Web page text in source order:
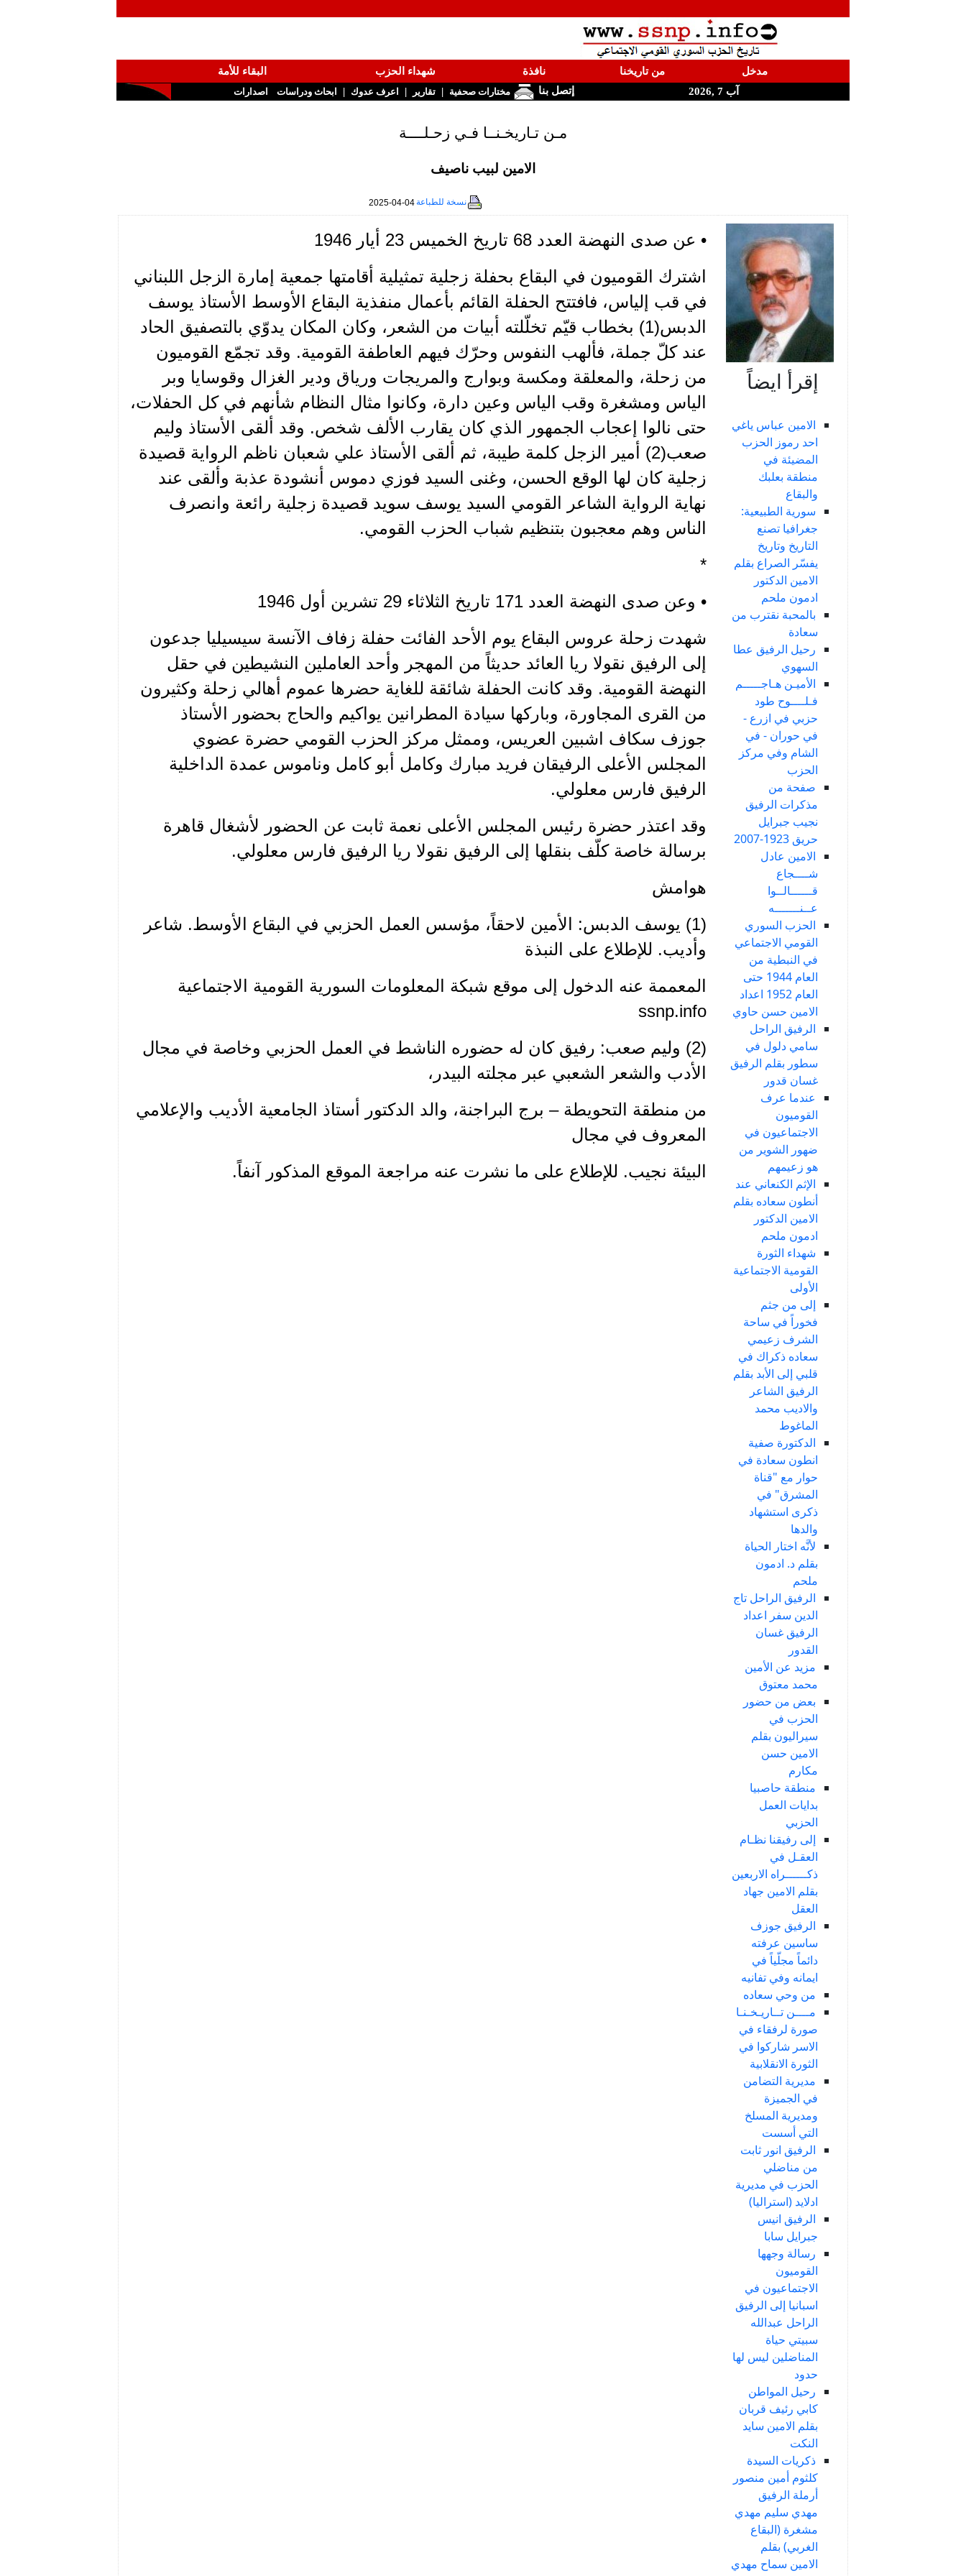
مدخل من تاريخنا نافذة شهداء الحزب
البقاء للأمة
آب 7 ,2026
إتصل بنا مختارات صحفية | تقارير | اعرف عدوك | ابحاث ودراسات اصدارات
مـن تـاريخـنــا فـي زحـلــــة
الامين لبيب ناصيف
نسخة للطباعة2025-04-04
إقرأ ايضاً
الامين عباس ياغي
احد رموز الحزب
المضيئة في
منطقة بعلبك
والبقاع
سورية الطبيعية:
جغرافيا تصنع
التاريخ وتاريخ
يفسّر الصراع بقلم
الامين الدكتور
ادمون ملحم
بالمحبة نقترب من
سعادة
رحيل الرفيق عطا
السهوي
الأميـن هـاجـــــم
فـلــــوح طود
حزبي في ازرع -
في حوران - في
الشام وفي مركز
الحزب
صفحة من
مذكرات الرفيق
نجيب جبرايل
حريق 1923-2007
الامين عادل
شــــجاع
قــــــالــوا
عــنـــــــه
الحزب السوري
القومي الاجتماعي
في النبطية من
العام 1944 حتى
العام 1952 اعداد
الامين حسن حاوي
الرفيق الراحل
سامي دلول في
سطور بقلم الرفيق
غسان قدور
عندما عرف
القوميون
الاجتماعيون في
ضهور الشوير من
هو زعيمهم
الإثم الكنعاني عند
أنطون سعاده بقلم
الامين الدكتور
ادمون ملحم
شهداء الثورة
القومية الاجتماعية
الأولى
إلى من جثم
فخوراً في ساحة
الشرف زعيمي
سعاده ذكراك في
قلبي إلى الأبد بقلم
الرفيق الشاعر
والاديب محمد
الماغوط
الدكتورة صفية
انطون سعادة في
حوار مع "قناة
المشرق" في
ذكرى استشهاد
والدها
لأنَّه اختار الحياة
بقلم د. ادمون
ملحم
الرفيق الراحل تاج
الدين سفر اعداد
الرفيق غسان
القدور
مزيد عن الأمين
محمد معتوق
بعض من حضور
الحزب في
سيراليون بقلم
الامين حسن
مكارم
منطقة حاصبيا
بدايات العمل
الحزبي
إلى رفيقنا نظـام
العقـل في
ذكــــــراه الاربعين
بقلم الامين جهاد
العقل
الرفيق جوزف
ساسين عرفته
دائماً مجلّياً في
ايمانه وفي تفانيه
من وحي سعاده
مــــن تــاريـخـنـا
صورة لرفقاء في
الاسر شاركوا في
الثورة الانقلابية
مديرية التضامن
في الجميزة
ومديرية المسلخ
التي أسست
الرفيق انور ثابت
من مناضلي
الحزب في مديرية
ادلايد (استراليا)
الرفيق انيس
جبرايل سابا
رسالة وجهها
القوميون
الاجتماعيون في
اسبانيا إلى الرفيق
الراحل عبدالله
سبيتي حياة
المناضلين ليس لها
حدود
رحيل المواطن
كابي رئيف قربان
بقلم الامين سايد
النكت
ذكريات السيدة
كلثوم أمين منصور
أرملة الرفيق
مهدي سليم مهدي
مشغرة (البقاع
الغربي) بقلم
الامين سماح مهدي
• عن صدى النهضة العدد 68 تاريخ الخميس 23 أيار 1946
اشترك القوميون في البقاع بحفلة زجلية تمثيلية أقامتها جمعية إمارة الزجل اللبناني
في قب إلياس، فافتتح الحفلة القائم بأعمال منفذية البقاع الأوسط الأستاذ يوسف
الدبس(1) بخطاب قيّم تخلّلته أبيات من الشعر، وكان المكان يدوّي بالتصفيق الحاد
عند كلّ جملة، فألهب النفوس وحرّك فيهم العاطفة القومية. وقد تجمّع القوميون
من زحلة، والمعلقة ومكسة وبوارج والمريجات ورياق ودير الغزال وقوسايا وبر
الياس ومشغرة وقب الياس وعين دارة، وكانوا مثال النظام شأنهم في كل الحفلات،
حتى نالوا إعجاب الجمهور الذي كان يقارب الألف شخص. وقد ألقى الأستاذ وليم
صعب(2) أمير الزجل كلمة طيبة، ثم ألقى الأستاذ علي شعبان ناظم الرواية قصيدة
زجلية كان لها الوقع الحسن، وغنى السيد فوزي دموس أنشودة عذبة وألقى عند
نهاية الرواية الشاعر القومي السيد يوسف سويد قصيدة زجلية رائعة وانصرف
الناس وهم معجبون بتنظيم شباب الحزب القومي.
*
• وعن صدى النهضة العدد 171 تاريخ الثلاثاء 29 تشرين أول 1946
شهدت زحلة عروس البقاع يوم الأحد الفائت حفلة زفاف الآنسة سيسيليا جدعون
إلى الرفيق نقولا ريا العائد حديثاً من المهجر وأحد العاملين النشيطين في حقل
النهضة القومية. وقد كانت الحفلة شائقة للغاية حضرها عموم أهالي زحلة وكثيرون
من القرى المجاورة، وباركها سيادة المطرانين يواكيم والحاج بحضور الأستاذ
جوزف سكاف اشبين العريس، وممثل مركز الحزب القومي حضرة عضوي
المجلس الأعلى الرفيقان فريد مبارك وكامل أبو كامل وناموس عمدة الداخلية
الرفيق فارس معلولي.
وقد اعتذر حضرة رئيس المجلس الأعلى نعمة ثابت عن الحضور لأشغال قاهرة
برسالة خاصة كلّف بنقلها إلى الرفيق نقولا ريا الرفيق فارس معلولي.
هوامش
(1) يوسف الدبس: الأمين لاحقاً، مؤسس العمل الحزبي في البقاع الأوسط. شاعر
وأديب. للإطلاع على النبذة
المعممة عنه الدخول إلى موقع شبكة المعلومات السورية القومية الاجتماعية
ssnp.info
(2) وليم صعب: رفيق كان له حضوره الناشط في العمل الحزبي وخاصة في مجال
الأدب والشعر الشعبي عبر مجلته البيدر،
من منطقة التحويطة – برج البراجنة، والد الدكتور أستاذ الجامعية الأديب والإعلامي
المعروف في مجال
البيئة نجيب. للإطلاع على ما نشرت عنه مراجعة الموقع المذكور آنفاً.